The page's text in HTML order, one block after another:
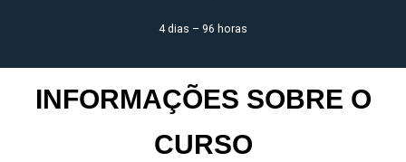
4 dias – 96 horas
INFORMAÇÕES SOBRE O
CURSO